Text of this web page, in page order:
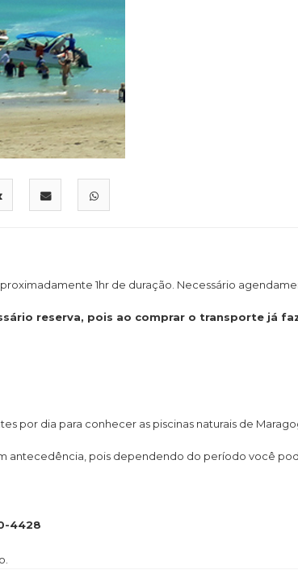
1hr de duração. Necessário
reserva, pois ao comprar o transporte já
por dia para conhecer as piscinas naturais de
antecedência, pois dependendo do período você
4428